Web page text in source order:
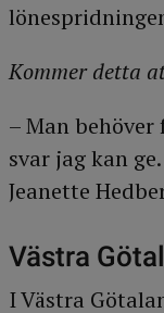
Kommer detta
– Man
svar jag kan
Jeanette
Västra
I Västra